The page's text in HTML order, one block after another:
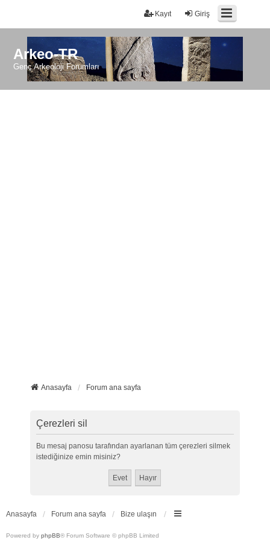
Giriş
Kayıt
Arkeo-TR
Genç Arkeoloji Forumları
Anasayfa Forum ana sayfa
Çerezleri sil
Bu mesaj panosu tarafından ayarlanan tüm çerezleri silmek
istediğinize emin misiniz?
Anasayfa Forum ana sayfa Bize ulaşın
Powered by phpBB® Forum Software © phpBB Limited